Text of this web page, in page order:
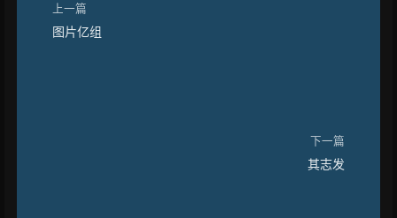
上一篇
图片亿组
下一篇
其志发